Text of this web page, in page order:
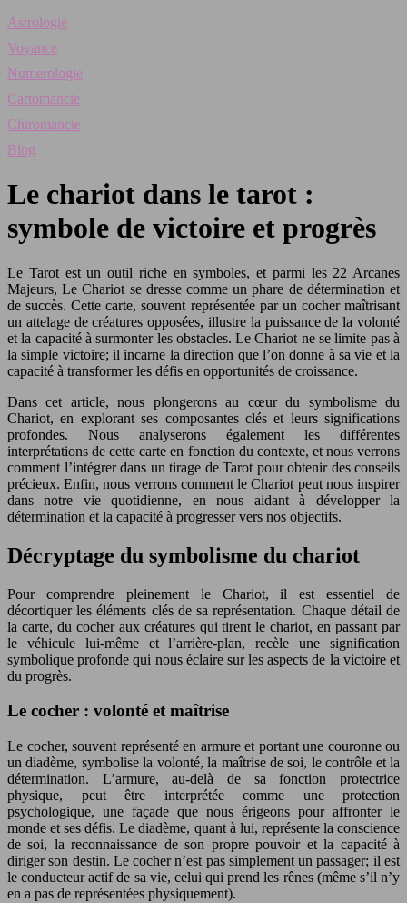
Astrologie
Voyance
Numerologie
Cartomancie
Chiromancie
Blog
Le chariot dans le tarot :
symbole de victoire et progrès
Le Tarot est un outil riche en symboles, et parmi les 22 Arcanes
Majeurs, Le Chariot se dresse comme un phare de détermination et
de succès. Cette carte, souvent représentée par un cocher maîtrisant
un attelage de créatures opposées, illustre la puissance de la volonté
et la capacité à surmonter les obstacles. Le Chariot ne se limite pas à
la simple victoire; il incarne la direction que l’on donne à sa vie et la
capacité à transformer les défis en opportunités de croissance.
Dans cet article, nous plongerons au cœur du symbolisme du
Chariot, en explorant ses composantes clés et leurs significations
profondes. Nous analyserons également les différentes
interprétations de cette carte en fonction du contexte, et nous verrons
comment l’intégrer dans un tirage de Tarot pour obtenir des conseils
précieux. Enfin, nous verrons comment le Chariot peut nous inspirer
dans notre vie quotidienne, en nous aidant à développer la
détermination et la capacité à progresser vers nos objectifs.
Décryptage du symbolisme du chariot
Pour comprendre pleinement le Chariot, il est essentiel de
décortiquer les éléments clés de sa représentation. Chaque détail de
la carte, du cocher aux créatures qui tirent le chariot, en passant par
le véhicule lui-même et l’arrière-plan, recèle une signification
symbolique profonde qui nous éclaire sur les aspects de la victoire et
du progrès.
Le cocher : volonté et maîtrise
Le cocher, souvent représenté en armure et portant une couronne ou
un diadème, symbolise la volonté, la maîtrise de soi, le contrôle et la
détermination. L’armure, au-delà de sa fonction protectrice
physique, peut être interprétée comme une protection
psychologique, une façade que nous érigeons pour affronter le
monde et ses défis. Le diadème, quant à lui, représente la conscience
de soi, la reconnaissance de son propre pouvoir et la capacité à
diriger son destin. Le cocher n’est pas simplement un passager; il est
le conducteur actif de sa vie, celui qui prend les rênes (même s’il n’y
en a pas de représentées physiquement).